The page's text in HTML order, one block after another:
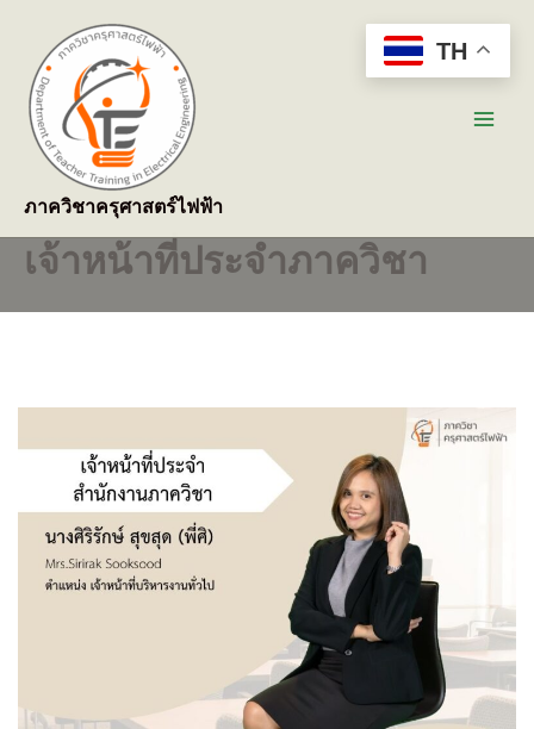
content
ภาควิชาครุศาสตร์ไฟฟ้า
เจ้าหน้าที่ประจำภาควิชา
TH